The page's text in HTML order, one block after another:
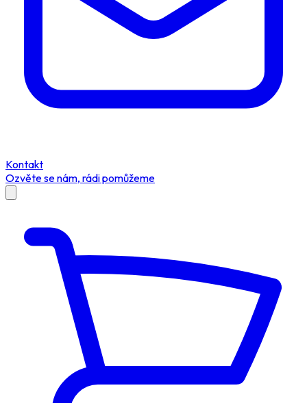
Kontakt
Ozvěte se nám, rádi pomůžeme